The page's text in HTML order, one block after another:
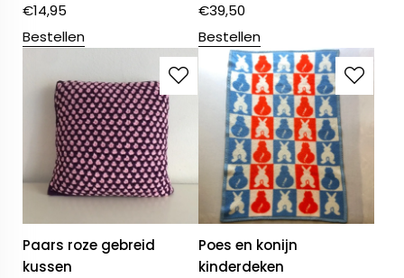
€14,95
Bestellen
€39,50
Bestellen
Paars roze gebreid
kussen
Poes en konijn
kinderdeken